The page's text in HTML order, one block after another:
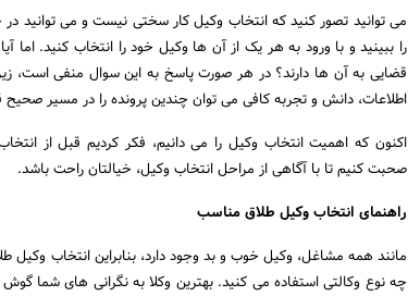
می توانید تصور کنید که انتخاب وکیل کار سختی نیست و می توانید در
را ببینید و با ورود به هر یک از آن ها وکیل خود را انتخاب کنید. اما
قضایی به آن ها دارند؟ در هر صورت پاسخ به این سوال منفی است،
اطلاعات، دانش و تجربه کافی می توان چندین پرونده را در مسیر صحیح
اکنون که اهمیت انتخاب وکیل را می دانیم، فکر کردیم قبل از
صحبت کنیم تا با آگاهی از مراحل انتخاب وکیل، خیالتان راحت باشد.
راهنمای انتخاب وکیل طلاق مناسب
مانند همه مشاغل، وکیل خوب و بد وجود دارد، بنابراین انتخاب
چه نوع وکالتی استفاده می کنید. بهترین وکلا به نگرانی های شما